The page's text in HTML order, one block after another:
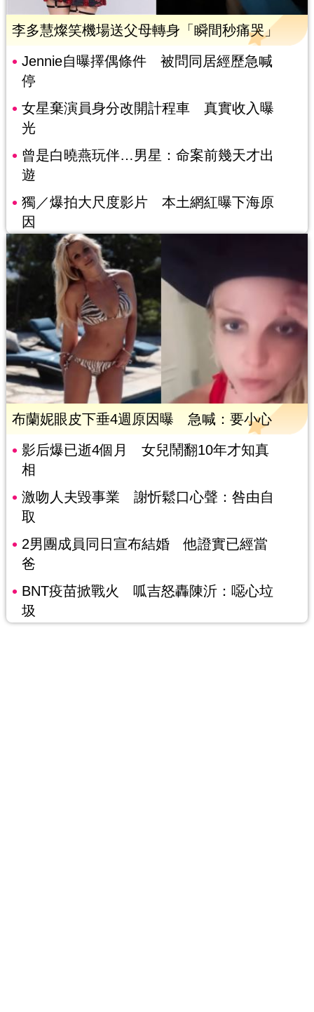
李多慧燦笑機場送父母轉身「瞬間秒痛哭」
Jennie自曝擇偶條件 被問同居經歷急喊
停
女星棄演員身分改開計程車 真實收入曝
光
曾是白曉燕玩伴…男星：命案前幾天才出
遊
獨／爆拍大尺度影片 本土網紅曝下海原
因
布蘭妮眼皮下垂4週原因曝 急喊：要小心
影后爆已逝4個月 女兒鬧翻10年才知真
相
激吻人夫毀事業 謝忻鬆口心聲：咎由自
取
2男團成員同日宣布結婚 他證實已經當
爸
BNT疫苗掀戰火 呱吉怒轟陳沂：噁心垃
圾